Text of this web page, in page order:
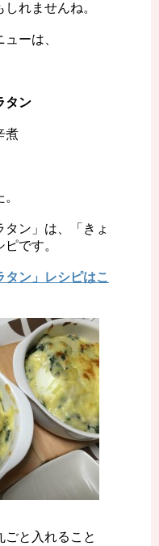
れませんね。
ーは、
タン
煮
タン」は、「きょ
です。
タン」レシピはこ
と入れること